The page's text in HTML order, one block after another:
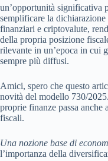
un’opportunità significativa
semplificare la
finanziari e criptovalute,
della propria posizione
rilevante in un’epoca in cui
sempre più diffusi.
Amici, spero che questo
novità del modello 730/
proprie finanze passa anche
fiscali.
Una nozione base di
l’importanza della